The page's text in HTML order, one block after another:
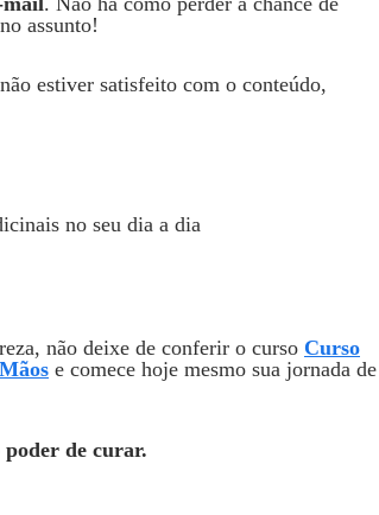
assunto!
estiver satisfeito com o conteúdo,
no seu dia a dia
não deixe de conferir o curso Curso
e comece hoje mesmo sua jornada de
de curar.